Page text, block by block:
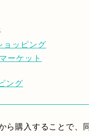
ョッピング
ーケット
ング
ら購入することで、